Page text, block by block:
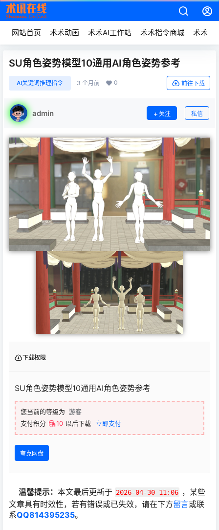
网站首页 术术动画 术术AI工作站 术术指令商城 术术动
SU角色姿势模型10通用AI角色姿势参考
AI关键词推理指令 3 个月前 0 前往下载
admin 关注 私信
下载权限
SU角色姿势模型10通用AI角色姿势参考
您当前的等级为 游客
支付积分
10 以后下载 立即支付
夸克网盘
温馨提示： 本文最后更新于 2026-04-30 11:06 ，某些
文章具有时效性，若有错误或已失效，请在下方留言或联
系QQ814395235。